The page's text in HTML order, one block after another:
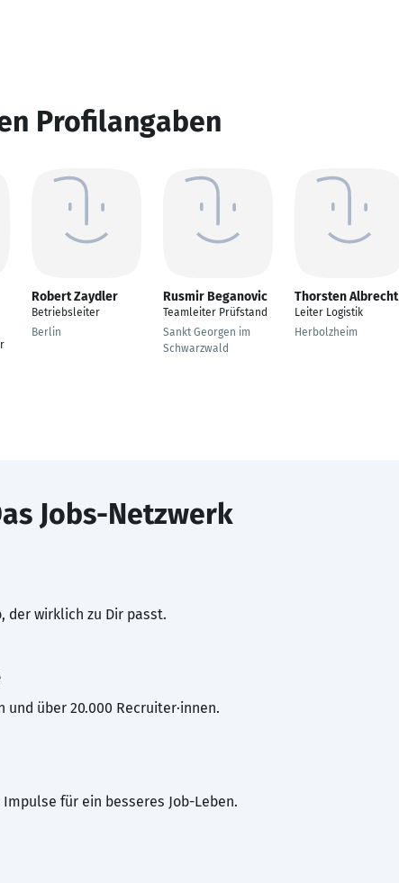
Profilangaben
Robert Zaydler
Betriebsleiter
Berlin
Rusmir Beganovic
Teamleiter Prüfstand
Sankt Georgen im
Schwarzwald
Thorsten Albrecht
Leiter Logistik
Herbolzheim
Jobs-Netzwerk
der wirklich zu Dir passt.
über 20.000 Recruiter·innen.
für ein besseres Job-Leben.